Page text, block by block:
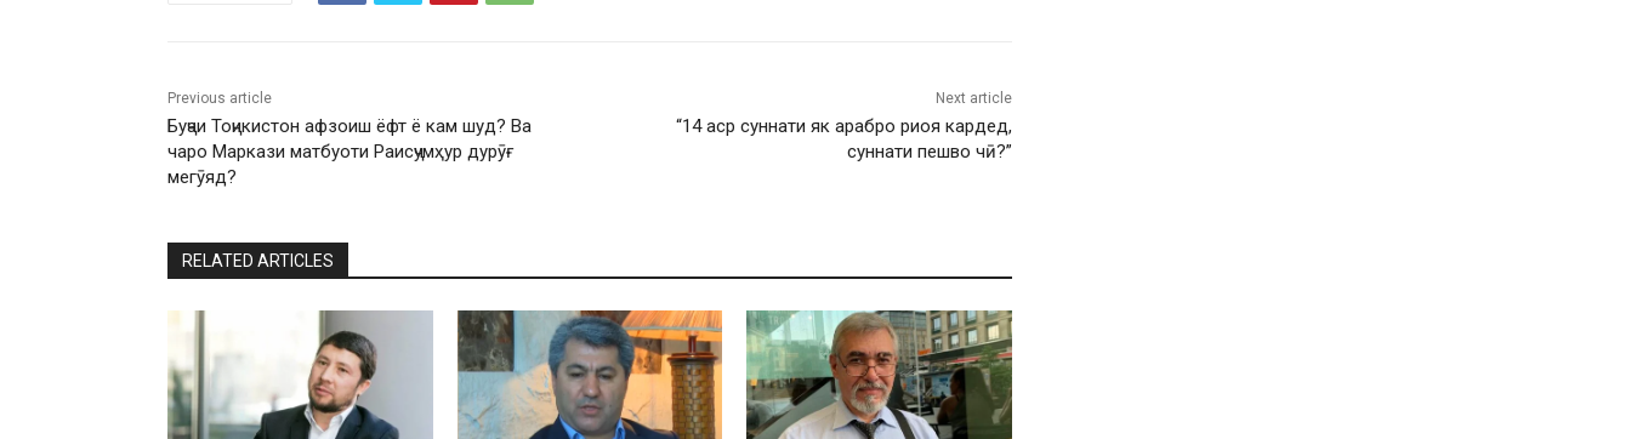
Previous article
Буҷаи Тоҷикистон афзоиш ёфт ё кам шуд? Ва
чаро Маркази матбуоти Раисҷумҳур дурӯғ
мегӯяд?
Next article
“14 аср суннати як арабро риоя кардед,
суннати пешво чӣ?”
RELATED ARTICLES